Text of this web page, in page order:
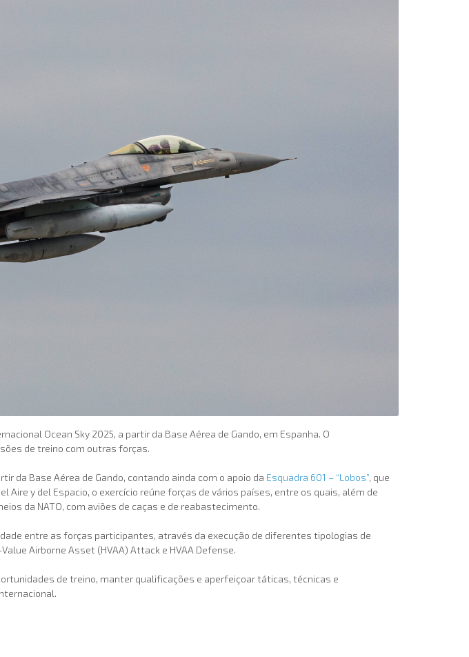
Ocean Sky 2025, a partir da Base Aérea de Gando, em Espanha. O
de treino com outras forças.
da Base Aérea de Gando, contando ainda com o apoio da Esquadra 601 – “Lobos”, que
y del Espacio, o exercício reúne forças de vários países, entre os quais, além de
da NATO, com aviões de caças e de reabastecimento.
entre as forças participantes, através da execução de diferentes tipologias de
Airborne Asset (HVAA) Attack e HVAA Defense.
de treino, manter qualificações e aperfeiçoar táticas, técnicas e